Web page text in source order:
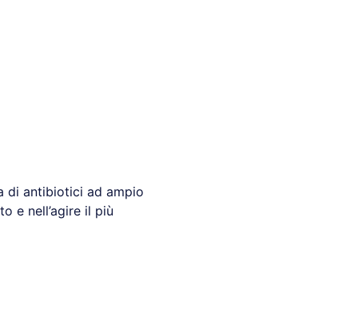
di antibiotici ad ampio
e nell’agire il più